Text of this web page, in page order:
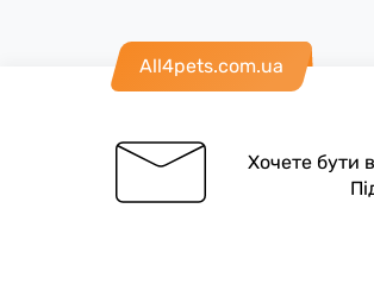
All4pets.com.ua
Хочете бути